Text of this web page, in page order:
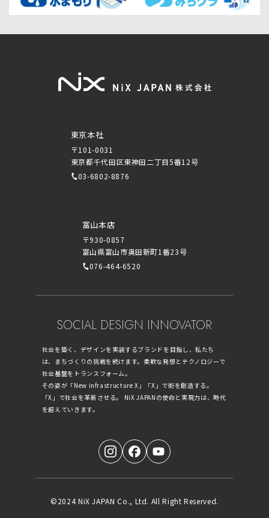
東京本社
〒101-0031
東京都千代田区東神田二丁目5番12号
03-6802-8876
富山本店
〒930-0857
富山県富山市奥田新町1番23号
076-464-6520
SOCIAL DESIGN INNOVATOR
社会を築く、デザインを実装するブランドを目指し、私たち
は、まちづくりの挑戦を続けます。柔軟な発想とテクノロジーで
社会基盤をトランスフォーム。
その姿が「New infrastructure X」「X」で街を創造する。
「X」で社会を革新させる。 NiX JAPANの使命と実現力は、時代
を超えていきます。
©2024 NiX JAPAN Co., Ltd. All Right Reserved.